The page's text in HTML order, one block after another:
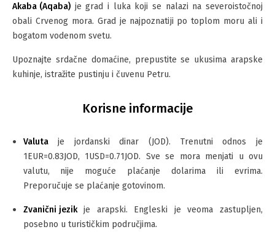
Akaba (Aqaba) je grad i luka koji se nalazi na severoistočnoj
obali Crvenog mora. Grad je najpoznatiji po toplom moru ali i
bogatom vodenom svetu.
Upoznajte srdačne domaćine, prepustite se ukusima arapske
kuhinje, istražite pustinju i čuvenu Petru.
Korisne informacije
Valutaje jordanski dinar (JOD). Trenutni odnos je
1EUR=0.83JOD, 1USD=0.71JOD. Sve se mora menjati u ovu
valutu, nije moguće plaćanje dolarima ili evrima.
Preporučuje se plaćanje gotovinom.
Zvanični jezik
je arapski. Engleski je veoma zastupljen,
posebno u turističkim područjima.